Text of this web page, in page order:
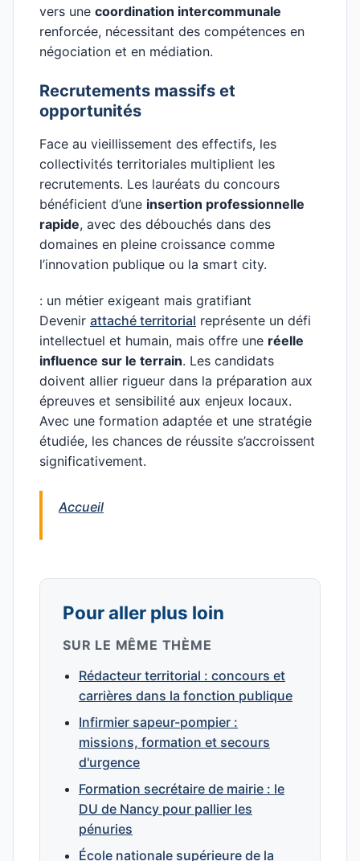
vers une coordination intercommunale
renforcée, nécessitant des compétences en
négociation et en médiation.
Recrutements massifs et
opportunités
Face au vieillissement des effectifs, les
collectivités territoriales multiplient les
recrutements. Les lauréats du concours
bénéficient d’une insertion professionnelle
rapide, avec des débouchés dans des
domaines en pleine croissance comme
l’innovation publique ou la smart city.
: un métier exigeant mais gratifiant
Devenir attaché territorial représente un défi
intellectuel et humain, mais offre une réelle
influence sur le terrain. Les candidats
doivent allier rigueur dans la préparation aux
épreuves et sensibilité aux enjeux locaux.
Avec une formation adaptée et une stratégie
étudiée, les chances de réussite s’accroissent
significativement.
Accueil
Pour aller plus loin
SUR LE MÊME THÈME
Rédacteur territorial : concours et
carrières dans la fonction publique
Infirmier sapeur-pompier :
missions, formation et secours
d'urgence
Formation secrétaire de mairie : le
DU de Nancy pour pallier les
pénuries
École nationale supérieure de la